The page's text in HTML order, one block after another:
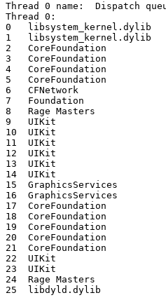
Thread 0 name:  Dispatch
Thread 0:
0   libsystem_kernel.dylib        	0x327f2eb4
1   libsystem_kernel.dylib        	0x327f3048
2   CoreFoundation                	0x36bd4040
3   CoreFoundation                	0x36bd2d9e
4   CoreFoundation                	0x36b45eb8
5   CoreFoundation                	0x36b45d44
6   CFNetwork                     	0x32ac343e
7   Foundation                    	0x346e69ba +[NSURLConnection
8   Rage Masters                  	0x000ea1c4 -[RMAppDelegate application:didFinishLaunchingWithOptions:]
9   UIKit                         	0x37f30ad4 -[UIApplication
10  UIKit                         	0x37f3065e -[UIApplication
11  UIKit                         	0x37f28846 -[UIApplication
12  UIKit                         	0x37ed0c3c -[UIApplication
13  UIKit                         	0x37ed06d0 -[UIApplication
14  UIKit                         	0x37ed011e
15  GraphicsServices              	0x370835a0
16  GraphicsServices              	0x370831ce
17  CoreFoundation                	0x36bd4170
18  CoreFoundation                	0x36bd4112
19  CoreFoundation                	0x36bd2f94
20  CoreFoundation                	0x36b45eb8
21  CoreFoundation                	0x36b45d44
22  UIKit                         	0x37f27480 -[UIApplication
23  UIKit                         	0x37f242fc
24  Rage Masters                  	0x000ea004 main